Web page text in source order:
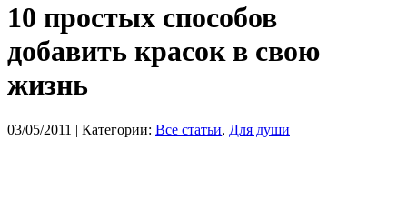
10 простых способов
добавить красок в свою
жизнь
03/05/2011 | Категории: Все статьи, Для души